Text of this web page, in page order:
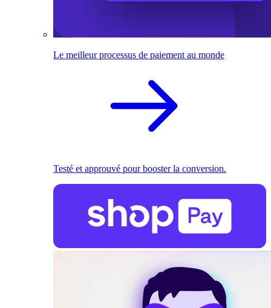
Le meilleur processus de paiement au monde
Testé et approuvé pour booster la conversion.